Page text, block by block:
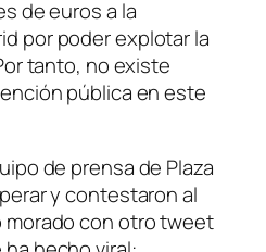
de euros a la
por poder explotar la
tanto, no existe
pública en este
de prensa de Plaza
y contestaron al
con otro tweet